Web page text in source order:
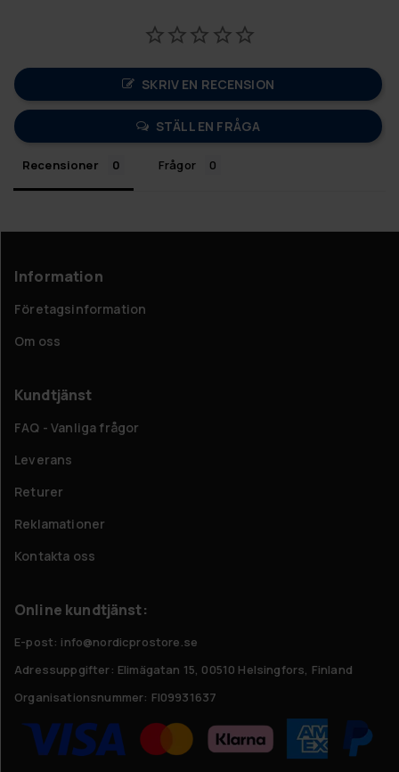
SKRIV EN RECENSION
STÄLL EN FRÅGA
Recensioner Frågor
Information
Företagsinformation
Om oss
Kundtjänst
FAQ - Vanliga frågor
Leverans
Returer
Reklamationer
Kontakta oss
Online kundtjänst:
E-post: info@nordicprostore.se
Adressuppgifter: Elimägatan 15, 00510 Helsingfors, Finland
Organisationsnummer: FI09931637